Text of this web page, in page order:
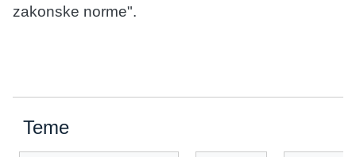
zakonske norme".
Teme